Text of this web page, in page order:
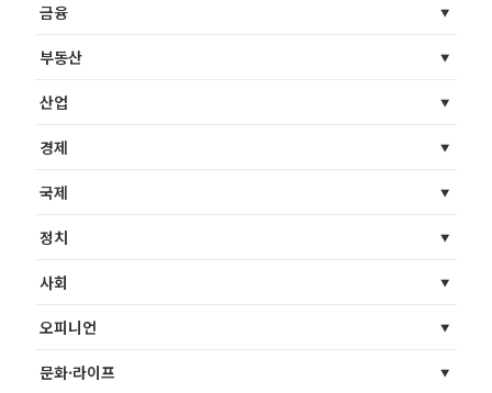
금융
부동산
산업
경제
국제
정치
사회
오피니언
문화·라이프